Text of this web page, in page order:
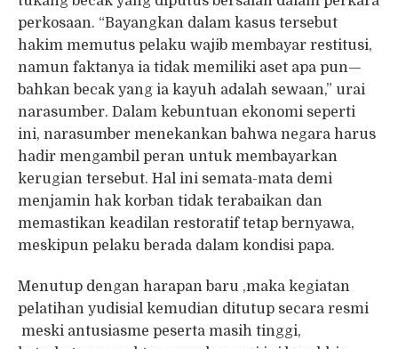
perkosaan. “Bayangkan dalam kasus tersebut
hakim memutus pelaku wajib membayar restitusi,
namun faktanya ia tidak memiliki aset apa pun—
bahkan becak yang ia kayuh adalah sewaan,” urai
narasumber. Dalam kebuntuan ekonomi seperti
ini, narasumber menekankan bahwa negara harus
hadir mengambil peran untuk membayarkan
kerugian tersebut. Hal ini semata-mata demi
menjamin hak korban tidak terabaikan dan
memastikan keadilan restoratif tetap bernyawa,
meskipun pelaku berada dalam kondisi papa.
Menutup dengan harapan baru ,maka kegiatan
pelatihan yudisial kemudian ditutup secara resmi
meski antusiasme peserta masih tinggi,